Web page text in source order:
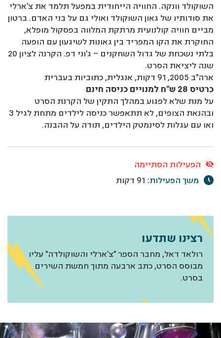
השוקולד וונקה. החוויה הייחודית במפעל תלמד את צ'ארלי
את סודותיו של גאון השוקולד ואולי גם על בני האדם. ברטון
מביים חוויה קולנועית מרתקת המלווה בפסקול מופלא,
החוקרת את הקו המפריד בין גאונות לשיגעון עם הופעה
בלתי נשכחת של גדול השחקנים – ג'וני דפ. הקרנה לציון 20
שנה ליציאת הסרט.
ארה"ב 2005, 91 דקות, אנגלית, כתוביות בעברית
כרטיס 28 ש"ח למנויים כניסה חינם
על מנת שלא לפגוע במהלך התקין של הקרנת הסרט
ובהנאת הצופים, לא תתאפשר כניסה לילדים מתחת לגיל 3
ואו עם עגלות לסינמטק הילדים, תודה על ההבנה.
הפעילות הסתיימה
משך הפעילות: 91 דקות
רצינו שתדעו
רולאד דאל, מחבר הספר "צ'ארלי והשוקולדה" עליו
מבוסס הסרט, כתב ארבעה מתוך חמשת השירים
בסרט.